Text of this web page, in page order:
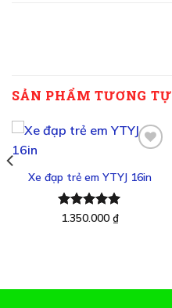
SẢN PHẨM TƯƠNG TỰ
Xe đạp trẻ em YTYJ 16in
Được xếp
1.350.000 ₫